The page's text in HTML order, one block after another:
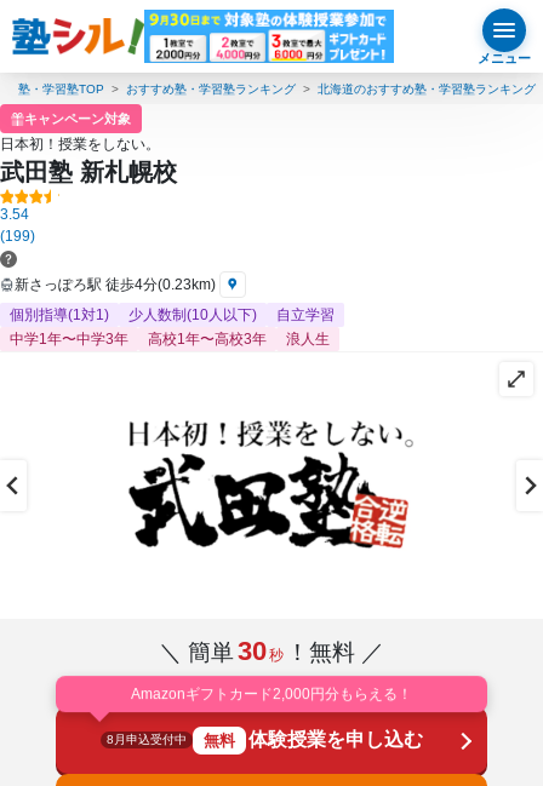
メニュー
塾・学習塾TOP おすすめ塾・学習塾ランキング 北海道のおすすめ塾・学習塾ランキング
キャンペーン対象
日本初！授業をしない。
武田塾 新札幌校
3.54
(199)
新さっぽろ駅 徒歩4分(0.23km)
個別指導(1対1)
少人数制(10人以下)
自立学習
中学1年〜中学3年
高校1年〜高校3年 浪人生
＼ 簡単30秒 ！無料 ／
Amazonギフトカード2,000円分もらえる！
8月申込受付中 無料 体験授業を申し込む